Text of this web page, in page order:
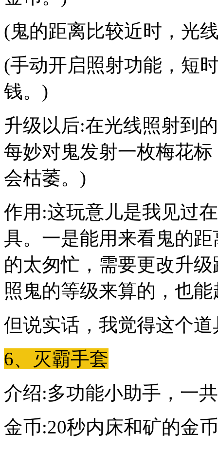
(鬼的距离比较近时，光
(手动开启照射功能，短
钱。)
升级以后:在光线照射到
每妙对鬼发射一枚梅花
会枯萎。)
作用:这玩意儿是我见过
具。一是能用来看鬼的
的太匆忙，需要更改升
照鬼的等级来算的，也
但说实话，我觉得这个
6、灭霸手套
介绍:多功能小助手，一
金币:20秒内床和矿的金